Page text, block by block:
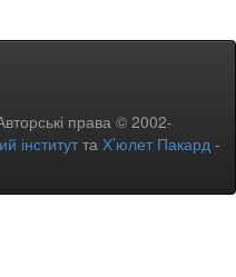
права © 2002-
інститутта Х’юлет Пакард -